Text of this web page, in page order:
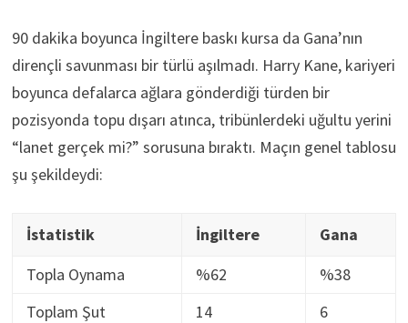
90 dakika boyunca İngiltere baskı kursa da Gana’nın
dirençli savunması bir türlü aşılmadı. Harry Kane, kariyeri
boyunca defalarca ağlara gönderdiği türden bir
pozisyonda topu dışarı atınca, tribünlerdeki uğultu yerini
“lanet gerçek mi?” sorusuna bıraktı. Maçın genel tablosu
şu şekildeydi:
İstatistik İngiltere
Gana
Topla Oynama
%62
%38
Toplam Şut
14
6